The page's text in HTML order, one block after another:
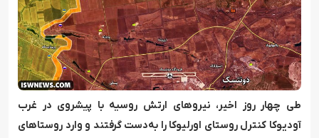
طی چهار روز اخیر، نیروهای ارتش روسیه با پیشروی در غرب
آودیوکا کنترل روستای اورلیوکا را به‌دست گرفتند و وارد روستاهای